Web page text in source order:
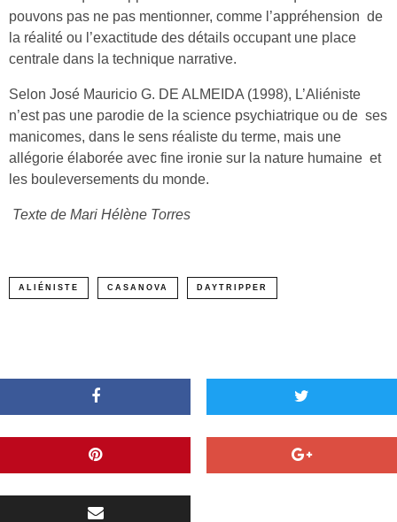
pouvons pas ne pas mentionner, comme l’appréhension de
la réalité ou l’exactitude des détails occupant une place
centrale dans la technique narrative.
Selon José Mauricio G. DE ALMEIDA (1998), L’Aliéniste
n’est pas une parodie de la science psychiatrique ou de ses
manicomes, dans le sens réaliste du terme, mais une
allégorie élaborée avec fine ironie sur la nature humaine et
les bouleversements du monde.
Texte de Mari Hélène Torres
ALIÉNISTE CASANOVA DAYTRIPPER